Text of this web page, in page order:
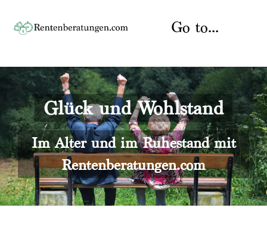
content
Go to...
Startseite
Rente
Rentenberater
Rentenversicherung
Versicherungsberatung
Über uns
Kontakt
Glück und Wohlstand
Im Alter und im Ruhestand mit
Rentenberatungen.com